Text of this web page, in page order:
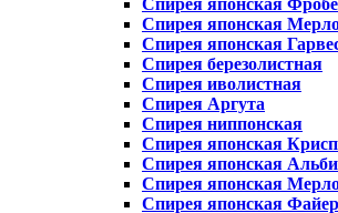
Спирея японская
Спирея японская
Спирея японская
Спирея березолистная
Спирея иволистная
Спирея Аргута
Спирея ниппонская
Спирея японская
Спирея японская
Спирея японская
Спирея японская